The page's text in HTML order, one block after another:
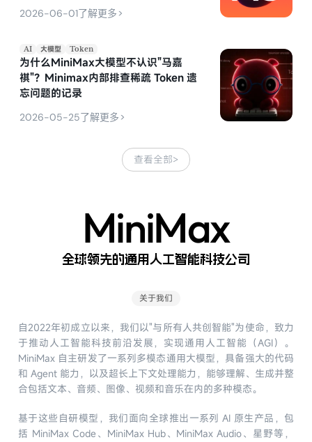
2026-06-01了解更多 >
AI 大模型 Token
为什么MiniMax大模型不认识"马嘉
祺"？Minimax内部排查稀疏 Token 遗
忘问题的记录
2026-05-25了解更多 >
查看全部>
MiniMax
全球领先的通用人工智能科技公司
关于我们
自2022年初成立以来，我们以"与所有人共创智能"为使命，致力
于推动人工智能科技前沿发展，实现通用人工智能（AGI）。
MiniMax 自主研发了一系列多模态通用大模型，具备强大的代码
和 Agent 能力，以及超长上下文处理能力，能够理解、生成并整
合包括文本、音频、图像、视频和音乐在内的多种模态。
基于这些自研模型，我们面向全球推出一系列 AI 原生产品，包
括 MiniMax Code、MiniMax Hub、MiniMax Audio、星野等，